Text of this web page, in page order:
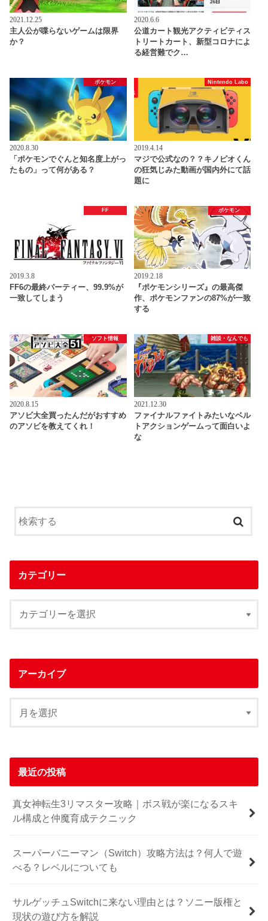
2021.12.25
主人公が喋らないゲームは限界
か？
2020.6.6
公道カート観光アクティビティス
トリートカート、新型コロナによ
る経営難でク…
ポケモン
2020.8.30
「ポケモンでぐんと知名度上がっ
たもの」って何がある？
Nintendo Labo
2019.4.14
マジで公式なの？？キノピオくん
の狂気じみた動画が国内外にて話
題に
FF
2019.3.8
FF6の最終パーティー、99.9%が
一致してしまう
ポケモン
2019.2.18
『ポケモンシリーズ』の最高傑
作、ポケモンファンの87%が一致
する
ソフト情報
2020.8.15
アソビ大全買ったんだがおすすめ
のアソビを教えてくれ！
雑談・なんでも
2021.12.30
ファイナルファイトみたいなベル
トアクションゲームって面白いよ
な
カテゴリー
アーカイブ
最近の投稿
真女神転生3リマスター攻略｜ボス戦が楽になるスキ
ル構成と仲魔育成テクニック
スーパーバニーマン（Switch）攻略方法は？何人で遊
べる？レベルについても
サルゲッチュSwitchに来ない理由とは？ソニー版権と
現状の遊び方を解説